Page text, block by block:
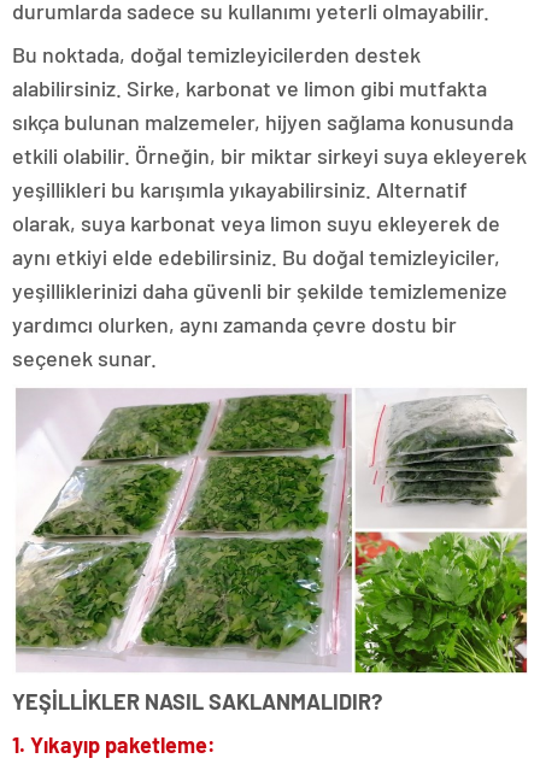
durumlarda sadece su kullanımı yeterli olmayabilir.
Bu noktada, doğal temizleyicilerden destek
alabilirsiniz. Sirke, karbonat ve limon gibi mutfakta
sıkça bulunan malzemeler, hijyen sağlama konusunda
etkili olabilir. Örneğin, bir miktar sirkeyi suya ekleyerek
yeşillikleri bu karışımla yıkayabilirsiniz. Alternatif
olarak, suya karbonat veya limon suyu ekleyerek de
aynı etkiyi elde edebilirsiniz. Bu doğal temizleyiciler,
yeşilliklerinizi daha güvenli bir şekilde temizlemenize
yardımcı olurken, aynı zamanda çevre dostu bir
seçenek sunar.
YEŞİLLİKLER NASIL SAKLANMALIDIR?
1. Yıkayıp paketleme: